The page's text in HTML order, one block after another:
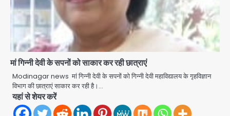
मां गिन्नी देवी के सपनों को साकार कर रही छात्राएं
Modinagar news मां गिन्नी देवी के सपनों को गिन्नी देवी महाविद्यालय के गृहविज्ञान
विभाग की छात्राएं साकार कर रही है।…
यहां से शेयर करें